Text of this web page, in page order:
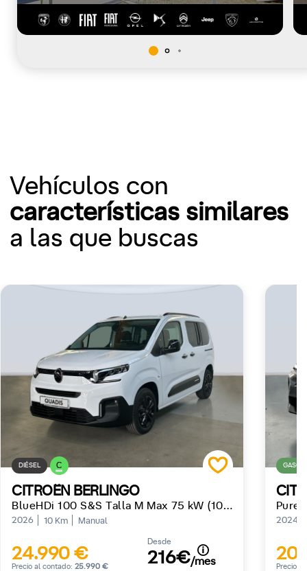
Vehículos con
características similares
a las que buscas
DIÉSEL C
CITROËN BERLINGO
BlueHDi 100 S&S Talla M Max 75 kW (102 CV)
2026 10 Km Manual
24.990 €
Precio al contado: 25.990 €
Desde
216€/mes
2024
Precio